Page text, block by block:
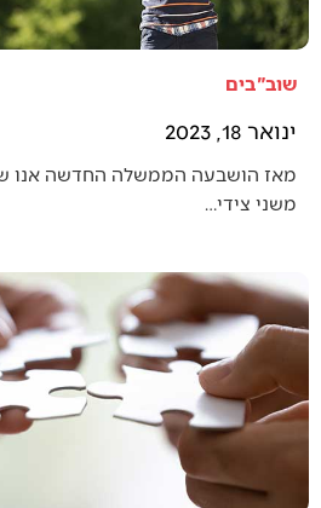
שוב"בים
ינואר 18, 2023
מאז הושבעה הממשלה החדשה אנו
משני צידי…